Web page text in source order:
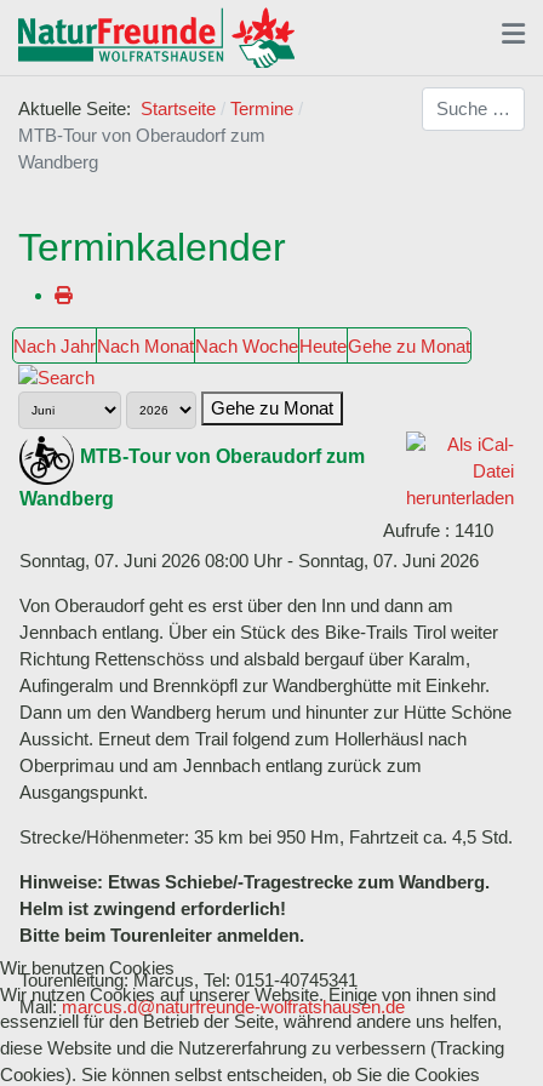
Aktuelle Seite: Startseite
Termine
MTB-Tour von Oberaudorf zum
Wandberg
Suchen
Terminkalender
Nach JahrNach MonatNach WocheHeuteGehe zu Monat
Gehe zu Monat
MTB-Tour von Oberaudorf zum
Wandberg
Aufrufe : 1410
Sonntag, 07. Juni 2026 08:00 Uhr - Sonntag, 07. Juni 2026
Von Oberaudorf geht es erst über den Inn und dann am
Jennbach entlang. Über ein Stück des Bike-Trails Tirol weiter
Richtung Rettenschöss und alsbald bergauf über Karalm,
Aufingeralm und Brennköpfl zur Wandberghütte mit Einkehr.
Dann um den Wandberg herum und hinunter zur Hütte Schöne
Aussicht. Erneut dem Trail folgend zum Hollerhäusl nach
Oberprimau und am Jennbach entlang zurück zum
Ausgangspunkt.
Strecke/Höhenmeter: 35 km bei 950 Hm, Fahrtzeit ca. 4,5 Std.
Hinweise: Etwas Schiebe/-Tragestrecke zum Wandberg.
Helm ist zwingend erforderlich!
Bitte beim Tourenleiter anmelden.
Tourenleitung: Marcus, Tel: 0151-40745341
Mail:marcus.d@naturfreunde-wolfratshausen.de
Wir benutzen Cookies
Wir nutzen Cookies auf unserer Website. Einige von ihnen sind
essenziell für den Betrieb der Seite, während andere uns helfen,
diese Website und die Nutzererfahrung zu verbessern (Tracking
Cookies). Sie können selbst entscheiden, ob Sie die Cookies